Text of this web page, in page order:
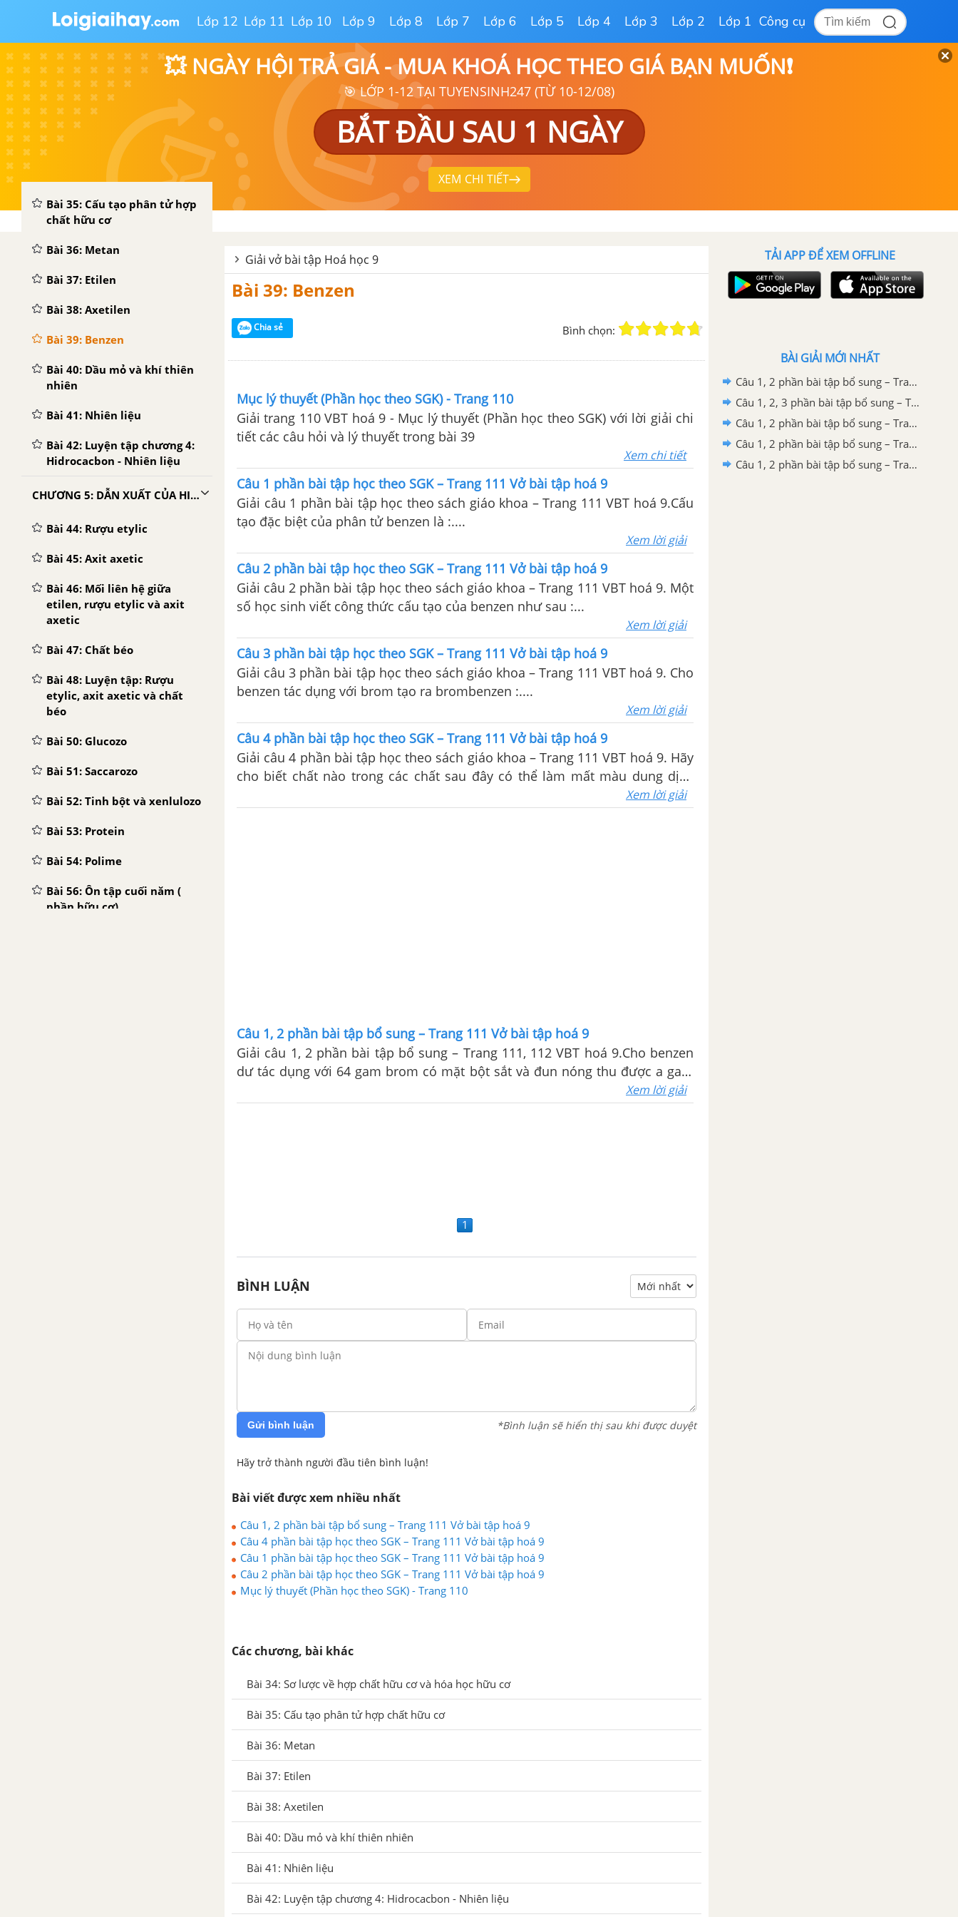
Lớp 12 Lớp 11 Lớp 10 Lớp 9 Lớp 8 Lớp 7 Lớp 6 Lớp 5 Lớp 4 Lớp 3 Lớp 2 Lớp 1 Công cụ
💥 NGÀY HỘI TRẢ GIÁ - MUA KHOÁ HỌC THEO GIÁ BẠN MUỐN❗
🎯 LỚP 1-12 TẠI TUYENSINH247 (TỪ 10-12/08)
BẮT ĐẦU SAU 1 NGÀY
XEM CHI TIẾT
hoàn các nguyên tố hóa học
Bài 32: Luyện tập chương 3:
Phi kim - Sơ lược về bảng
tuần hoàn các nguyên tố
hóa học
Bài 34: Sơ lược về hợp chất
hữu cơ và hóa học hữu cơ
Bài 35: Cấu tạo phân tử hợp
chất hữu cơ
Bài 36: Metan
Bài 37: Etilen
Bài 38: Axetilen
Bài 39: Benzen
Bài 40: Dầu mỏ và khí thiên
nhiên
Bài 41: Nhiên liệu
Bài 42: Luyện tập chương 4:
Hidrocacbon - Nhiên liệu
CHƯƠNG 5: DẪN XUẤT CỦA HIDROCACBON - POLIME
Bài 44: Rượu etylic
Bài 45: Axit axetic
Bài 46: Mối liên hệ giữa
etilen, rượu etylic và axit
axetic
Bài 47: Chất béo
Bài 48: Luyện tập: Rượu
etylic, axit axetic và chất
béo
Bài 50: Glucozo
Bài 51: Saccarozo
Bài 52: Tinh bột và xenlulozo
Bài 53: Protein
Bài 54: Polime
Bài 56: Ôn tập cuối năm (
phần hữu cơ)
Giải vở bài tập Hoá học 9
Bài 39: Benzen
Chia sẻ Bình chọn:
Mục lý thuyết (Phần học theo SGK) - Trang 110
Giải trang 110 VBT hoá 9 - Mục lý thuyết (Phần học theo SGK) với lời giải chi
tiết các câu hỏi và lý thuyết trong bài 39
Xem chi tiết
Câu 1 phần bài tập học theo SGK – Trang 111 Vở bài tập hoá 9
Giải câu 1 phần bài tập học theo sách giáo khoa – Trang 111 VBT hoá 9.Cấu
tạo đặc biệt của phân tử benzen là :....
Xem lời giải
Câu 2 phần bài tập học theo SGK – Trang 111 Vở bài tập hoá 9
Giải câu 2 phần bài tập học theo sách giáo khoa – Trang 111 VBT hoá 9. Một
số học sinh viết công thức cấu tạo của benzen như sau :...
Xem lời giải
Câu 3 phần bài tập học theo SGK – Trang 111 Vở bài tập hoá 9
Giải câu 3 phần bài tập học theo sách giáo khoa – Trang 111 VBT hoá 9. Cho
benzen tác dụng với brom tạo ra brombenzen :....
Xem lời giải
Câu 4 phần bài tập học theo SGK – Trang 111 Vở bài tập hoá 9
Giải câu 4 phần bài tập học theo sách giáo khoa – Trang 111 VBT hoá 9. Hãy
cho biết chất nào trong các chất sau đây có thể làm mất màu dung dịch
Xem lời giải
Câu 1, 2 phần bài tập bổ sung – Trang 111 Vở bài tập hoá 9
Giải câu 1, 2 phần bài tập bổ sung – Trang 111, 112 VBT hoá 9.Cho benzen
dư tác dụng với 64 gam brom có mặt bột sắt và đun nóng thu được a gam
Xem lời giải
1
BÌNH LUẬN
Gửi bình luận *Bình luận sẽ hiển thị sau khi được duyệt
Hãy trở thành người đầu tiên bình luận!
Bài viết được xem nhiều nhất
Câu 1, 2 phần bài tập bổ sung – Trang 111 Vở bài tập hoá 9
Câu 4 phần bài tập học theo SGK – Trang 111 Vở bài tập hoá 9
Câu 1 phần bài tập học theo SGK – Trang 111 Vở bài tập hoá 9
Câu 2 phần bài tập học theo SGK – Trang 111 Vở bài tập hoá 9
Mục lý thuyết (Phần học theo SGK) - Trang 110
Các chương, bài khác
Bài 34: Sơ lược về hợp chất hữu cơ và hóa học hữu cơ
Bài 35: Cấu tạo phân tử hợp chất hữu cơ
Bài 36: Metan
Bài 37: Etilen
Bài 38: Axetilen
Bài 40: Dầu mỏ và khí thiên nhiên
Bài 41: Nhiên liệu
Bài 42: Luyện tập chương 4: Hidrocacbon - Nhiên liệu
TẢI APP ĐỂ XEM OFFLINE
BÀI GIẢI MỚI NHẤT
Câu 1, 2 phần bài tập bổ sung – Trang 61 Vở bài tập hoá 9
Câu 1, 2, 3 phần bài tập bổ sung – Trang 141 Vở bài tập hoá 9
Câu 1, 2 phần bài tập bổ sung – Trang 138 Vở bài tập hoá 9
Câu 1, 2 phần bài tập bổ sung – Trang 136 Vở bài tập hoá 9
Câu 1, 2 phần bài tập bổ sung – Trang 133 Vở bài tập hoá 9